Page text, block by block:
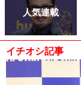
人気連載
イチオシ記事